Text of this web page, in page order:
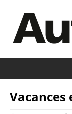
Vacances